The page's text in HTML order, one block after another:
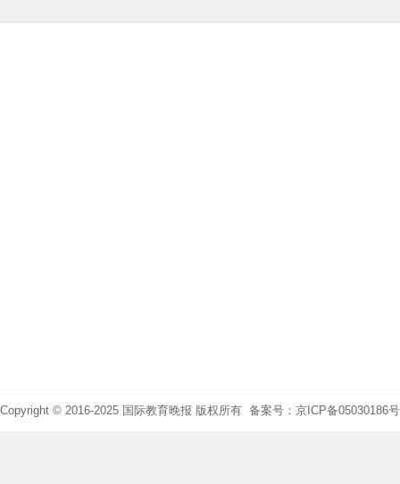
Copyright © 2016-2025 国际教育晚报 版权所有 备案号：京ICP备05030186